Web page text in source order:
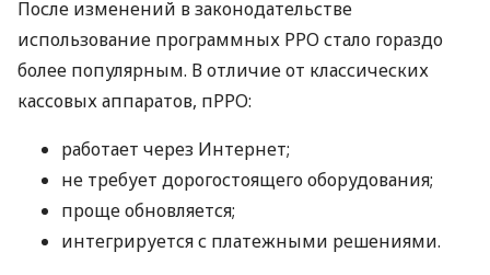
После изменений в законодательстве
использование программных РРО стало гораздо
более популярным. В отличие от классических
кассовых аппаратов, пРРО:
работает через Интернет;
не требует дорогостоящего оборудования;
проще обновляется;
интегрируется с платежными решениями.